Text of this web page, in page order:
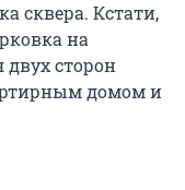
сквера. Кстати,
на
сторон
домом и